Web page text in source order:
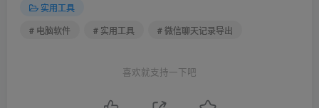
实用工具
# 电脑软件
# 实用工具 # 微信聊天记录导出
喜欢就支持一下吧